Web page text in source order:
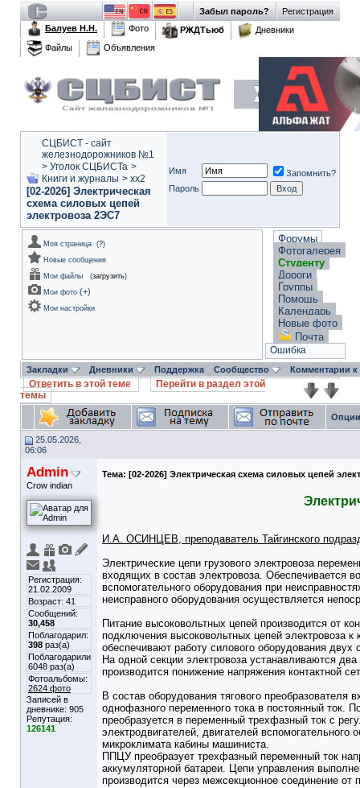
Регистрация
Забыл пароль?
Балуев Н.Н.
Фото РЖДТьюб
Дневники
Файлы
Объявления
СЦБИСТ - сайт
железнодорожников №1
> Уголок СЦБИСТа >
Книги и журналы > xx2
[02-2026] Электрическая
схема силовых цепей
электровоза 2ЭС7
Имя
Запомнить?
Пароль
Моя страница (?)
Новые сообщения
Мои файлы
(загрузить)
Мои фото (+)
Мои настройки
Форумы
Фотогалерея
Студенту
Дороги
Группы
Помощь
Календарь
Новые фото
Почта
Ошибка
Закладки Дневники Поддержка Сообщество Комментарии
Ответить в этой теме
Перейти в раздел этой
темы
25.05.2026,
06:06
Admin
Crow indian
Регистрация:
21.02.2009
Возраст: 41
Сообщений:
30,458
Поблагодарил:
398 раз(а)
Поблагодарили
6048 раз(а)
Фотоальбомы:
2624 фото
Записей в
дневнике: 905
Репутация:
126141
Тема: [02-2026] Электрическая схема силовых цепей
И.А. ОСИНЦЕВ, преподаватель Тайгинского
Электрические цепи грузового электровоза
входящих в состав электровоза. Обеспечивается
вспомогательного оборудования при
неисправного оборудования осуществляется
Питание высоковольтных цепей производится от
подключения высоковольтных цепей электровоза к
обеспечивают работу силового оборудования
На одной секции электровоза устанавливаются
производится понижение напряжения контактной
В состав оборудования тягового
однофазного переменного тока в постоянный ток.
преобразуется в переменный трехфазный ток с
электродвигателей, двигателей
микроклимата кабины машиниста.
ППЦУ преобразует трехфазный переменный ток
аккумуляторной батареи. Цепи управления
производится через межсекционное соединение